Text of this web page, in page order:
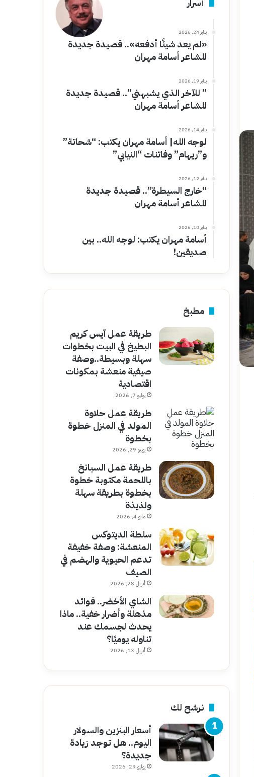
أسرار
يناير 24, 2026
«لم يعد شيئًا أدفعه».. قصيدة جديدة
للشاعر أسامة مهران
يناير 19, 2026
” للآخر الذي يشبهني”.. قصيدة جديدة
للشاعر أسامة مهران
يناير 14, 2026
لوجه الله| أسامة مهران يكتب: “شحاتة”
و”ريهام” وفاتنات “النيابي”
يناير 12, 2026
“خارج السيطرة”.. قصيدة جديدة
للشاعر أسامة مهران
يناير 10, 2026
أسامة مهران يكتب: لوجه الله.. بين
صديقين!
مطبخ
طريقة عمل آيس كريم
البطيخ في البيت بخطوات
سهلة وبسيطة..وصفة
صيفية منعشة بمكونات
اقتصادية
يوليو 7, 2026
طريقة عمل حلاوة
المولد في المنزل خطوة
بخطوة
يونيو 29, 2026
طريقة عمل السبانخ
باللحمة مكتوبة خطوة
بخطوة بطريقة سهلة
ولذيذة
مايو 4, 2026
سلطة الديتوكس
المنعشة: وصفة خفيفة
تدعم الحيوية والهضم في
الصيف
أبريل 28, 2026
الشاي الأخضر.. فوائد
مذهلة وأضرار خفية.. ماذا
يحدث لجسمك عند
تناوله يوميًا؟
أبريل 13, 2026
نرشح لك
أسعار البنزين والسولار
اليوم.. هل توجد زيادة
جديدة؟
يوليو 29, 2026